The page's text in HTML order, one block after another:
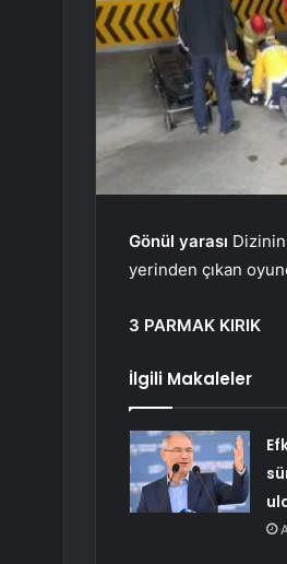
Gönül yarası
yerinden çıkan
3 PARMAK KIRIK
İlgili Makaleler